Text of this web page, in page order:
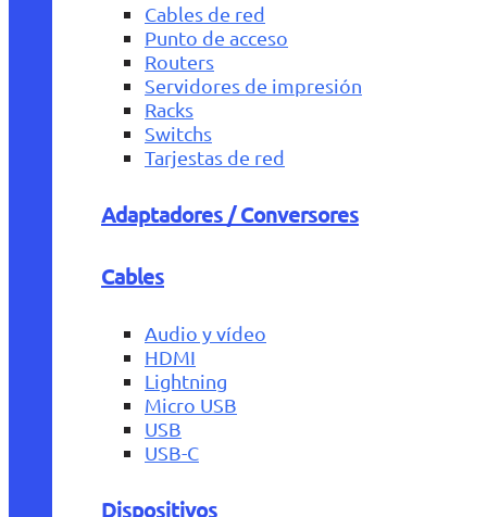
Cables de red
Punto de acceso
Routers
Servidores de impresión
Racks
Switchs
Tarjestas de red
Adaptadores / Conversores
Cables
Audio y vídeo
HDMI
Lightning
Micro USB
USB
USB-C
Dispositivos